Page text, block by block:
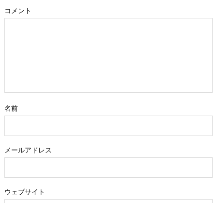
コメント
名前
メールアドレス
ウェブサイト